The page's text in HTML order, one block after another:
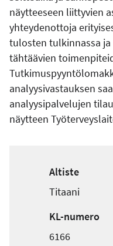
näytteeseen liittyvien
yhteydenottoja
tulosten tulkinnassa
tähtäävien
analyysivastauksen
analyysipalvelujen
näytteen
Altiste
Titaani
KL-numero
6166